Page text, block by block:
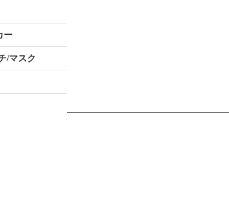
ー
/マスク